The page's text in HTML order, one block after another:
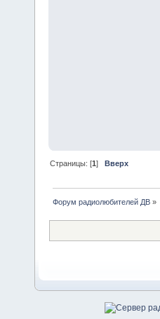
Страницы: [1] Вверх
Форум радиолюбителей ДВ »